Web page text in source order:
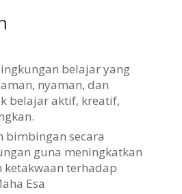
belajar yang
nyaman, dan
belajar aktif, kreatif,
bimbingan secara
guna meningkatkan
ketakwaan terhadap
Esa